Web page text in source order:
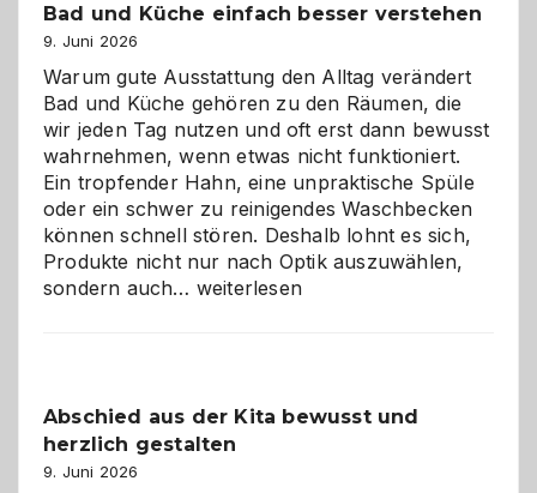
Bad und Küche einfach besser verstehen
9. Juni 2026
Warum gute Ausstattung den Alltag verändert
Bad und Küche gehören zu den Räumen, die
wir jeden Tag nutzen und oft erst dann bewusst
wahrnehmen, wenn etwas nicht funktioniert.
Ein tropfender Hahn, eine unpraktische Spüle
oder ein schwer zu reinigendes Waschbecken
können schnell stören. Deshalb lohnt es sich,
Produkte nicht nur nach Optik auszuwählen,
sondern auch… Bad
verstehen
weiterlesen
Abschied aus der Kita bewusst und
herzlich gestalten
9. Juni 2026